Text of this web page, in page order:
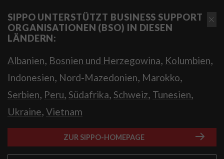
SIPPO UNTERSTÜTZT BUSINESS SUPPORT
ORGANISATIONEN (BSO) IN DIESEN
LÄNDERN:
Albanien, Bosnien und Herzegowina, Kolumbien,
Indonesien, Nord-Mazedonien, Marokko,
Serbien, Peru, Südafrika, Schweiz, Tunesien,
Ukraine, Vietnam
ZUR SIPPO-HOMEPAGE